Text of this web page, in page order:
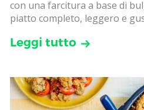
con una farcitura a base di
piatto completo, leggero e
Leggi tutto